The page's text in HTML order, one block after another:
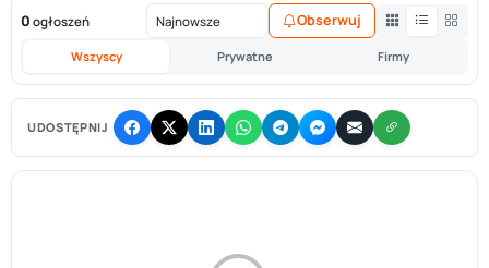
0 ogłoszeń
Wszyscy Prywatne Firmy
Obserwuj
UDOSTĘPNIJ